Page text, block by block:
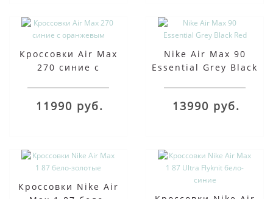
Кроссовки Air Max
270 синие с
11990 руб.
Nike Air Max 90
Essential Grey Black
13990 руб.
Кроссовки Nike Air